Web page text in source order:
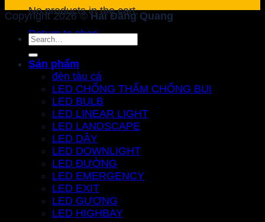
No products in the cart.
Return to shop
Copyright 2026 ©Hải Đăng Quang
Search
for:
Sản phẩm
đèn tàu cá
LED CHỐNG THẤM CHỐNG BỤI
LED BULB
LED LINEAR LIGHT
LED LANDSCAPE
LED DÂY
LED DOWNLIGHT
LED ĐƯỜNG
LED EMERGENCY
LED EXIT
LED GƯƠNG
LED HIGHBAY